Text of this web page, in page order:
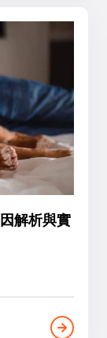
解析與實